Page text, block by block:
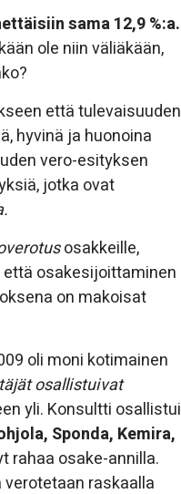
sama 12,9 %:a.
ole niin väliäkään,
että tulevaisuuden
hyvinä ja huonoina
vero-esityksen
jotka ovat
osakkeille,
osakesijoittaminen
on makoisat
oli moni kotimainen
osallistuivat
yli. Konsultti osallistui
Sponda, Kemira,
rahaa osake-annilla.
raskaalla